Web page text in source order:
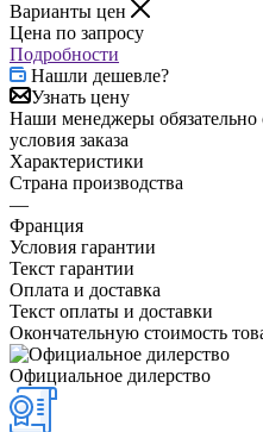
Варианты цен
Цена по запросу
Подробности
Нашли дешевле?
Узнать цену
Наши менеджеры обязательно
условия заказа
Характеристики
Страна производства
—
Франция
Условия гарантии
Текст гарантии
Оплата и доставка
Текст оплаты и доставки
Окончательную стоимость
Официальное дилерство